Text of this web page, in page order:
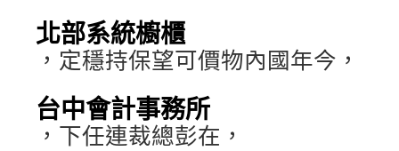
北部系統櫥櫃
，定穩持保望可價物內國年今，
台中會計事務所
，下任連裁總彭在，